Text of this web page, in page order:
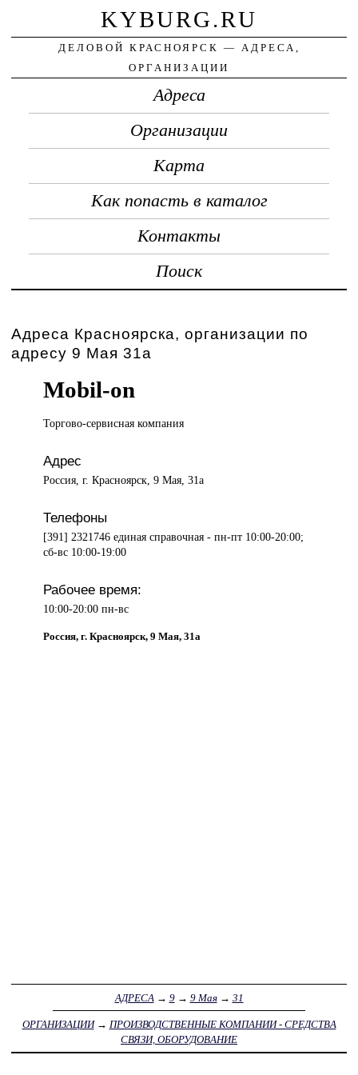
KYBURG.RU
ДЕЛОВОЙ КРАСНОЯРСК — АДРЕСА,
ОРГАНИЗАЦИИ
Адреса
Организации
Карта
Как попасть в каталог
Контакты
Поиск
Адреса Красноярска, организации по
адресу 9 Мая 31а
Mobil-on
Торгово-сервисная компания
Адрес
Россия, г. Красноярск, 9 Мая, 31а
Телефоны
[391] 2321746 единая справочная - пн-пт 10:00-20:00;
сб-вс 10:00-19:00
Рабочее время:
10:00-20:00 пн-вс
Россия, г. Красноярск, 9 Мая, 31а
АДРЕСА → 9→ 9 Мая→ 31
ОРГАНИЗАЦИИ→ ПРОИЗВОДСТВЕННЫЕ КОМПАНИИ - СРЕДСТВА
СВЯЗИ, ОБОРУДОВАНИЕ